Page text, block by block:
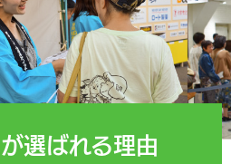
が選ばれる理由